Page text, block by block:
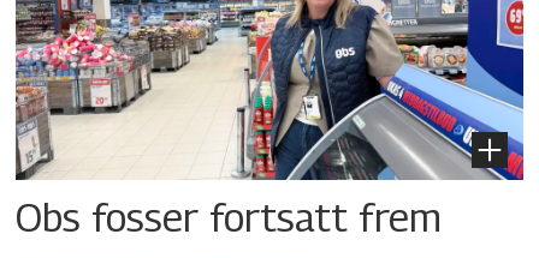
Obs fosser fortsatt frem